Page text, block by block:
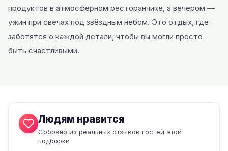
продуктов в атмосферном ресторанчике, а вечером —
ужин при свечах под звёздным небом. Это отдых, где
заботятся о каждой детали, чтобы вы могли просто
быть счастливыми.
Людям нравится
Собрано из реальных отзывов гостей этой
подборки